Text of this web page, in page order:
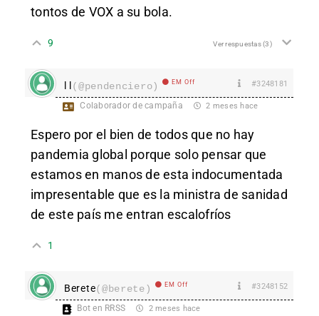
tontos de VOX a su bola.
9 Ver respuestas(3)
l l(@pendenciero) EM Off #3248181
Colaborador de campaña 2 meses hace
Espero por el bien de todos que no hay
pandemia global porque solo pensar que
estamos en manos de esta indocumentada
impresentable que es la ministra de sanidad
de este país me entran escalofríos
1
Berete(@berete) EM Off #3248152
Bot en RRSS 2 meses hace